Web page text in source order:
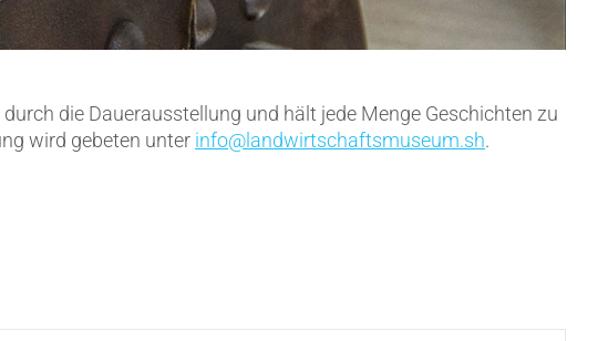
die Dauerausstellung und hält jede Menge Geschichten zu
wird gebeten unter info@landwirtschaftsmuseum.sh.